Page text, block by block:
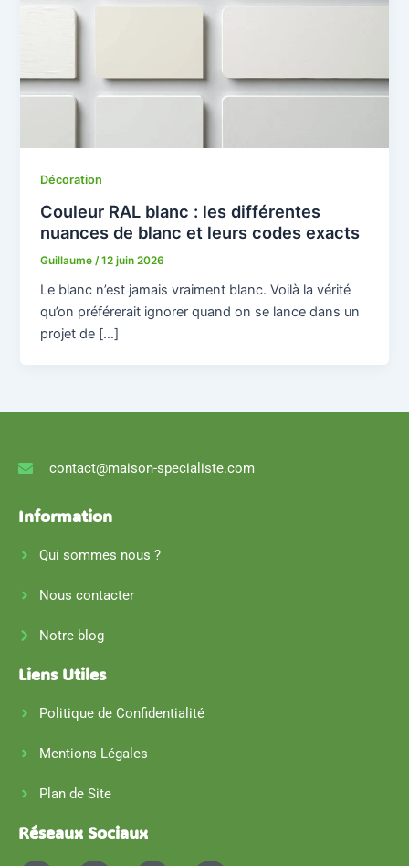
Décoration
Couleur RAL blanc : les différentes
nuances de blanc et leurs codes exacts
Guillaume /12 juin 2026
Le blanc n’est jamais vraiment blanc. Voilà la vérité
qu’on préférerait ignorer quand on se lance dans un
projet de […]
contact@maison-specialiste.com
Information
Qui sommes nous ?
Nous contacter
Notre blog
Liens Utiles
Politique de Confidentialité
Mentions Légales
Plan de Site
Réseaux Sociaux